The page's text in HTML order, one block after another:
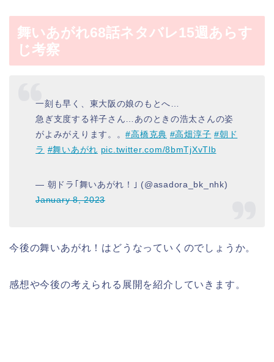
舞いあがれ68話ネタバレ15週あらす
じ考察
一刻も早く、東大阪の娘のもとへ…
急ぎ支度する祥子さん…あのときの浩太さんの姿
がよみがえります。。#高橋克典 #高畑淳子 #朝ド
ラ #舞いあがれ pic.twitter.com/8bmTjXvTlb
— 朝ドラ｢舞いあがれ！｣ (@asadora_bk_nhk)
January 8, 2023
今後の舞いあがれ！はどうなっていくのでしょうか。
感想や今後の考えられる展開を紹介していきます。